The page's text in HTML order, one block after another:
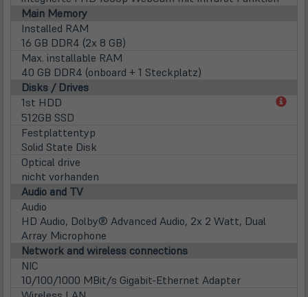
Main Memory
Installed RAM
16 GB DDR4 (2x 8 GB)
Max. installable RAM
40 GB DDR4 (onboard + 1 Steckplatz)
Disks / Drives
1st HDD
512GB SSD
Festplattentyp
Solid State Disk
Optical drive
nicht vorhanden
Audio and TV
Audio
HD Audio, Dolby® Advanced Audio, 2x 2 Watt, Dual
Array Microphone
Network and wireless connections
NIC
10/100/1000 MBit/s Gigabit-Ethernet Adapter